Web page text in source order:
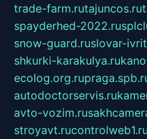
trade-farm.rutajuncos.ru
spayderhed-2022.ru
snow-guard.ruslovar-
shkurki-karakulya.ru
ecolog.org.ru
autodoctorservis.ru
avto-vozim.ru
stroyavt.rucontrolweb1.ru